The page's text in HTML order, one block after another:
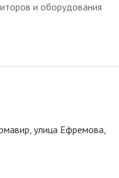
и оборудования
улица Ефремова,